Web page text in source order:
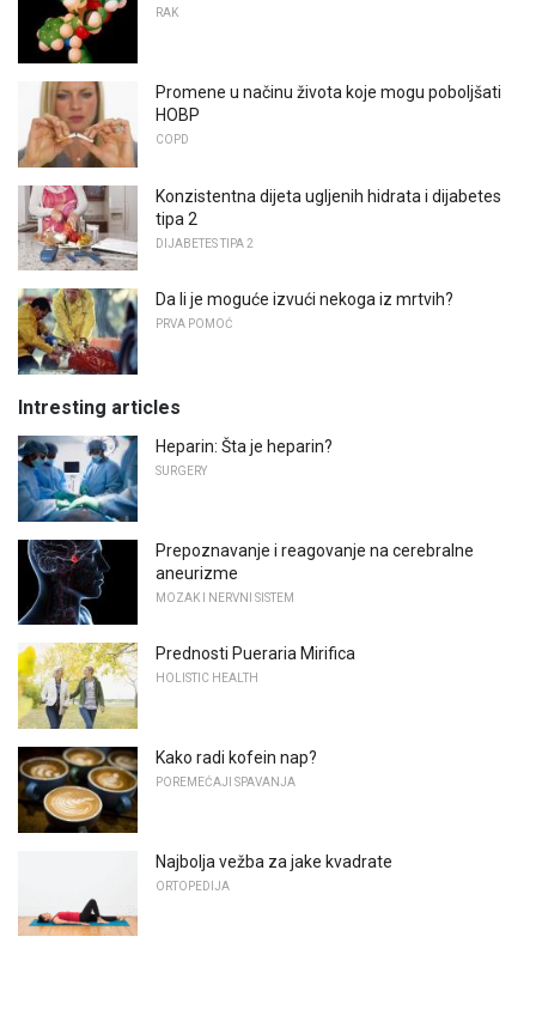
RAK
Promene u načinu života koje mogu poboljšati
HOBP
COPD
Konzistentna dijeta ugljenih hidrata i dijabetes
tipa 2
DIJABETES TIPA 2
Da li je moguće izvući nekoga iz mrtvih?
PRVA POMOĆ
Intresting articles
Heparin: Šta je heparin?
SURGERY
Prepoznavanje i reagovanje na cerebralne
aneurizme
MOZAK I NERVNI SISTEM
Prednosti Pueraria Mirifica
HOLISTIC HEALTH
Kako radi kofein nap?
POREMEĆAJI SPAVANJA
Najbolja vežba za jake kvadrate
ORTOPEDIJA